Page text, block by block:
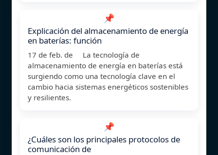
📌
Explicación del almacenamiento de energía
en baterías: función
17 de feb. de La tecnología de
almacenamiento de energía en baterías está
surgiendo como una tecnología clave en el
cambio hacia sistemas energéticos sostenibles
y resilientes.
📌
¿Cuáles son los principales protocolos de
comunicación de